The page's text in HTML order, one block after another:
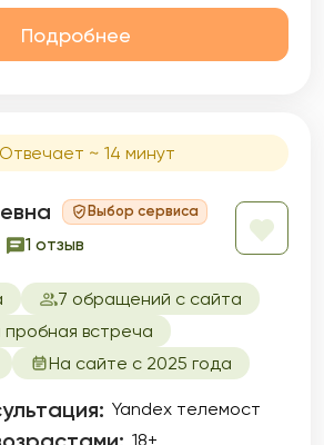
Подробнее
Отвечает ~ 14 минут
Выбор сервиса
1 отзыв
7 обращений с сайта
встреча
На сайте с 2025 года
Yandex телемост
18+